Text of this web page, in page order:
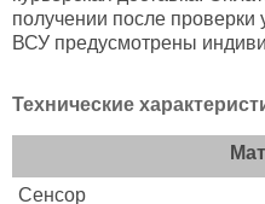
получении после проверки
ВСУ предусмотрены
Технические
Сенсор